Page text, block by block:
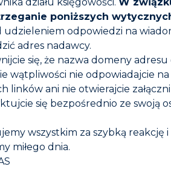
WC).
poniższych
udzieleniem odpowiedzi na
adres nadawcy.
się, że nazwa domeny
wątpliwości nie odpowiadajcie
linków ani nie otwierajcie
się bezpośrednio ze swoją
wszystkim za szybką reakcję
miłego dnia.